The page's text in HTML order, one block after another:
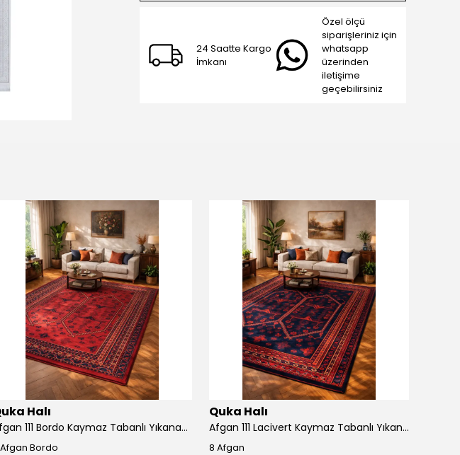
24 Saatte Kargo
İmkanı
Özel ölçü
siparişleriniz için
whatsapp
üzerinden
iletişime
geçebilirsiniz
Halı
Afgan 111 Bordo Kaymaz Tabanlı Yıkanabilir Afgan Halısı
Bordo
Quka Halı
Afgan 111 Lacivert Kaymaz Tabanlı Yıkanabilir Afgan Halısı
8 Afgan